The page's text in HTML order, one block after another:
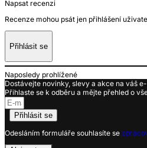
Napsat recenzi
Recenze mohou psát jen přihlášení
Přihlásit se
Naposledy prohlížené
Dostávejte novinky, slevy a akce na váš
Přihlaste se k odběru a mějte přehled o
Přihlásit se
Odesláním formuláře souhlasíte se